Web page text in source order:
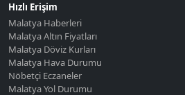
Hızlı Erişim
Malatya Haberleri
Malatya Altın Fiyatları
Malatya Döviz Kurları
Malatya Hava Durumu
Nöbetçi Eczaneler
Malatya Yol Durumu